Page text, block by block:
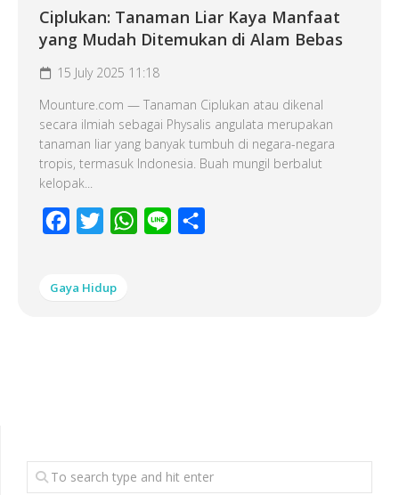
Ciplukan: Tanaman Liar Kaya Manfaat
yang Mudah Ditemukan di Alam Bebas
15 July 2025 11:18
Mounture.com — Tanaman Ciplukan atau dikenal
secara ilmiah sebagai Physalis angulata merupakan
tanaman liar yang banyak tumbuh di negara-negara
tropis, termasuk Indonesia. Buah mungil berbalut
kelopak...
Facebook
Twitter WhatsApp
Line
Gaya Hidup